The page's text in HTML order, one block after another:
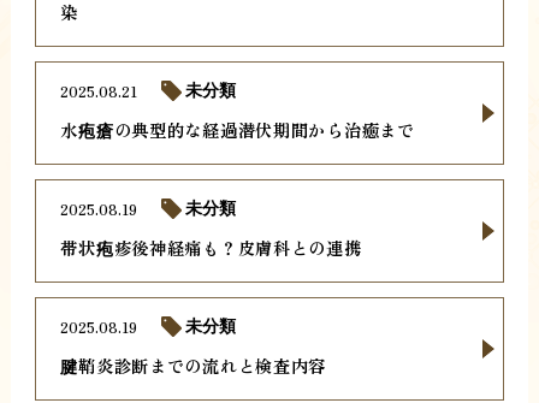
染
水疱瘡の典型的な経過潜伏期間から治癒まで
2025.08.21 未分類
帯状疱疹後神経痛も？皮膚科との連携
2025.08.19 未分類
腱鞘炎診断までの流れと検査内容
2025.08.19 未分類